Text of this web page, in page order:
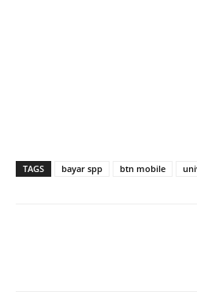
TAGS bayar spp btn mobile